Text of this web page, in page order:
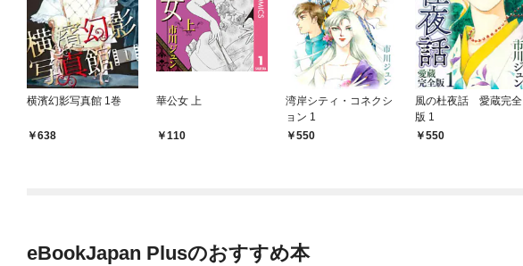
横濱幻影写真館 1巻
638
華公女 上
110
湾岸シティ・コネクシ
ョン 1
550
風の杜夜話 愛蔵完全
版 1
550
eBookJapan Plusのおすすめ本